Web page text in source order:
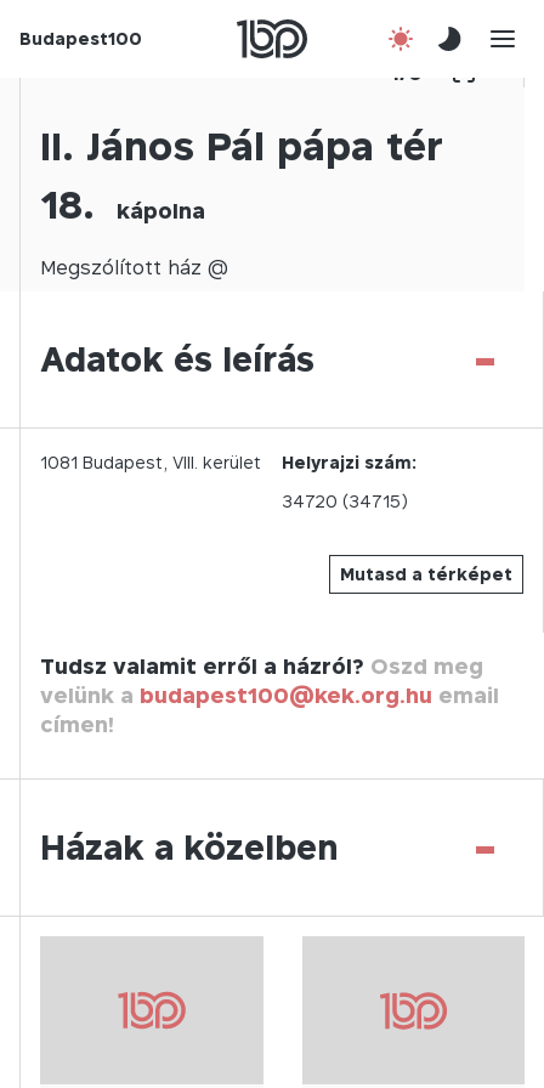
Budapest100
Csatlakozz!
1/ 0
II. János Pál pápa tér
18.
kápolna
Megszólított ház @
Adatok és leírás -
Mutasd a térképet
1081 Budapest, VIII. kerület
Helyrajzi szám:
34720 (34715)
Tudsz valamit erről a házról? Oszd meg
velünk a budapest100@kek.org.hu email
címen!
Házak a közelben -